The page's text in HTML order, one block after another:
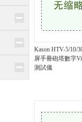
Kason HTV-5/10/
屏手冊砲塔數字
測試儀